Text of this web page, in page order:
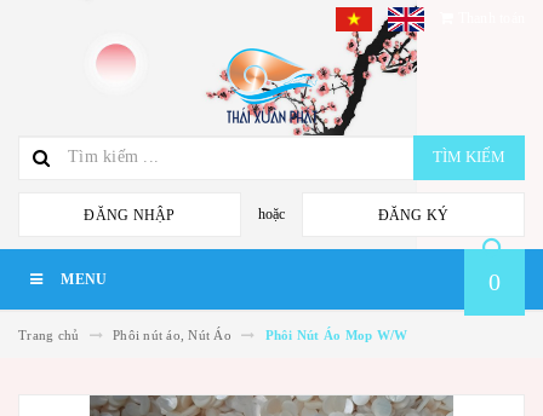
TÌM KIẾM
ĐĂNG NHẬP hoặc ĐĂNG KÝ
MENU 0
Trang chủ Phôi nút áo, Nút Áo Phôi Nút Áo Mop W/W